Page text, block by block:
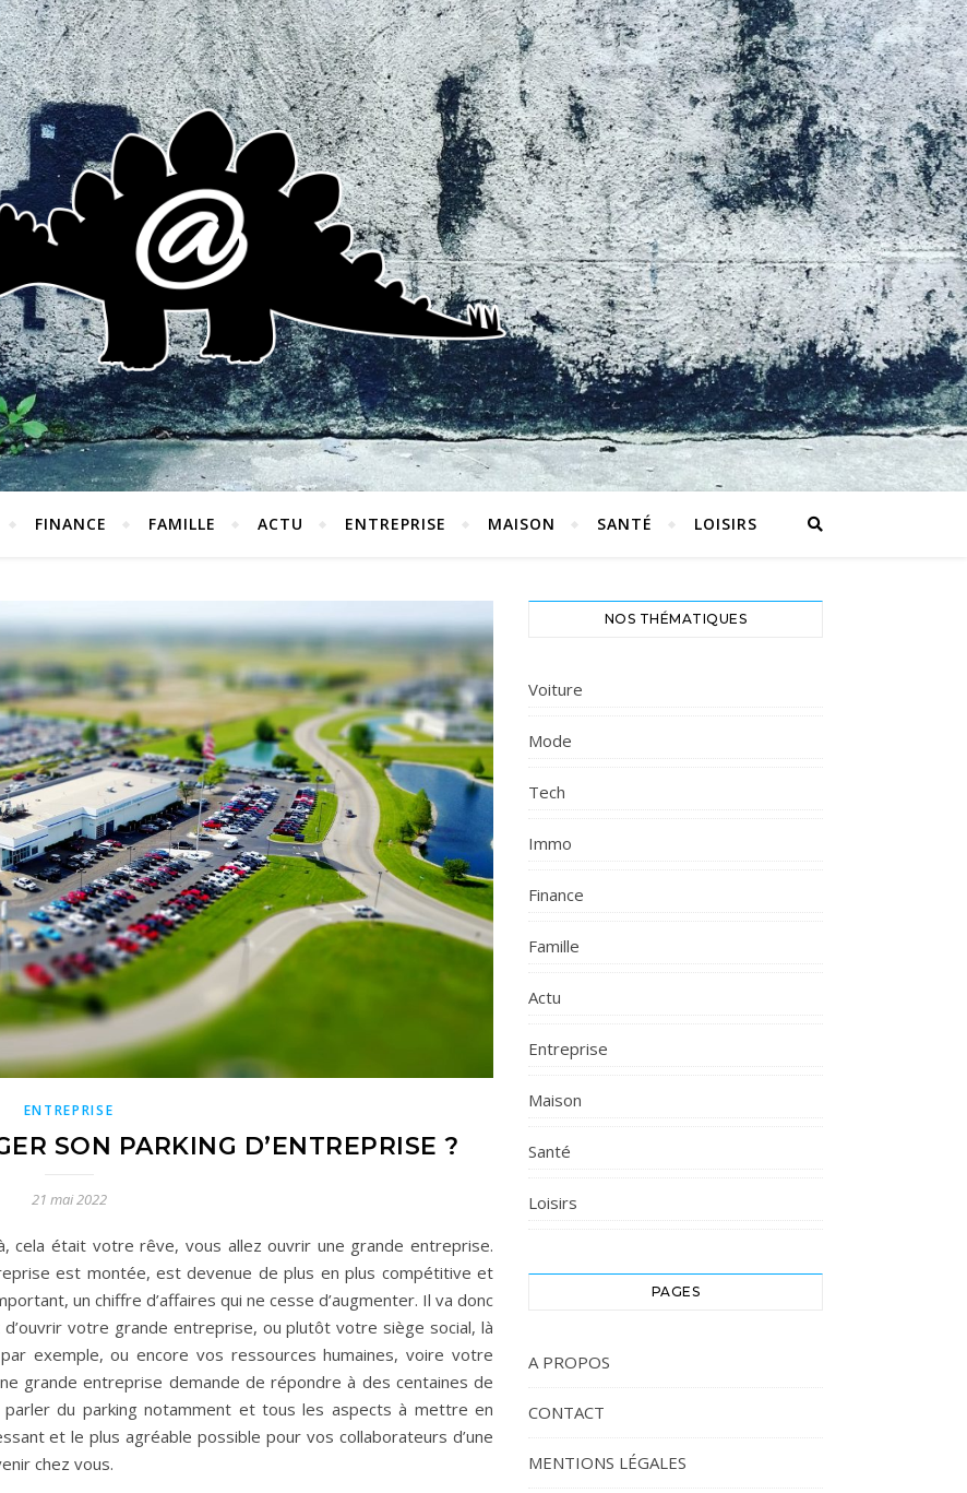
FINANCE FAMILLE ACTU ENTREPRISE MAISON SANTÉ LOISIRS
ENTREPRISE
SON PARKING D’ENTREPRISE ?
21 mai 2022
cela était votre rêve, vous allez ouvrir une grande entreprise.
est montée, est devenue de plus en plus compétitive et
un chiffre d’affaires qui ne cesse d’augmenter. Il va donc
votre grande entreprise, ou plutôt votre siège social, là
exemple, ou encore vos ressources humaines, voire votre
grande entreprise demande de répondre à des centaines de
parler du parking notamment et tous les aspects à mettre en
et le plus agréable possible pour vos collaborateurs d’une
chez vous.
NOS THÉMATIQUES
Voiture
Mode
Tech
Immo
Finance
Famille
Actu
Entreprise
Maison
Santé
Loisirs
PAGES
A PROPOS
CONTACT
MENTIONS LÉGALES